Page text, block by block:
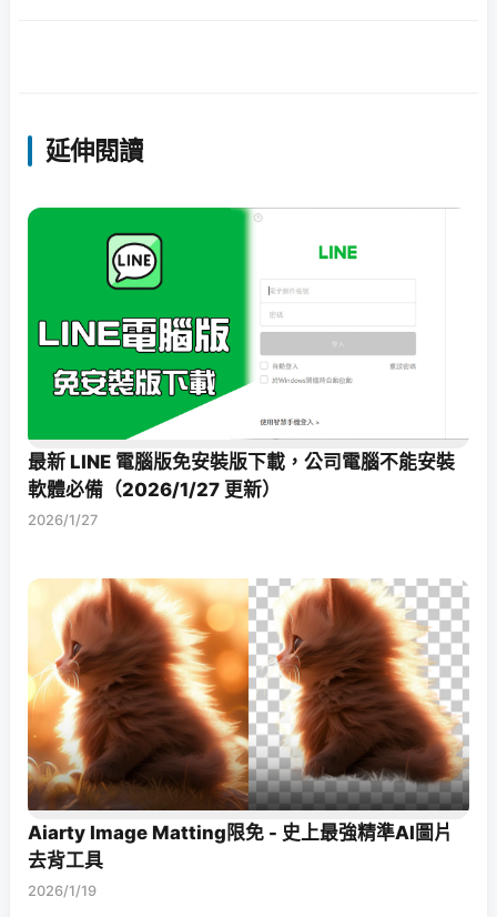
延伸閱讀
最新 LINE 電腦版免安裝版下載，公司電腦不能安裝
軟體必備（2026/1/27 更新）
2026/1/27
Aiarty Image Matting限免 - 史上最強精準AI圖片
去背工具
2026/1/19